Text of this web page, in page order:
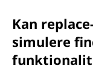
Kan
simulere